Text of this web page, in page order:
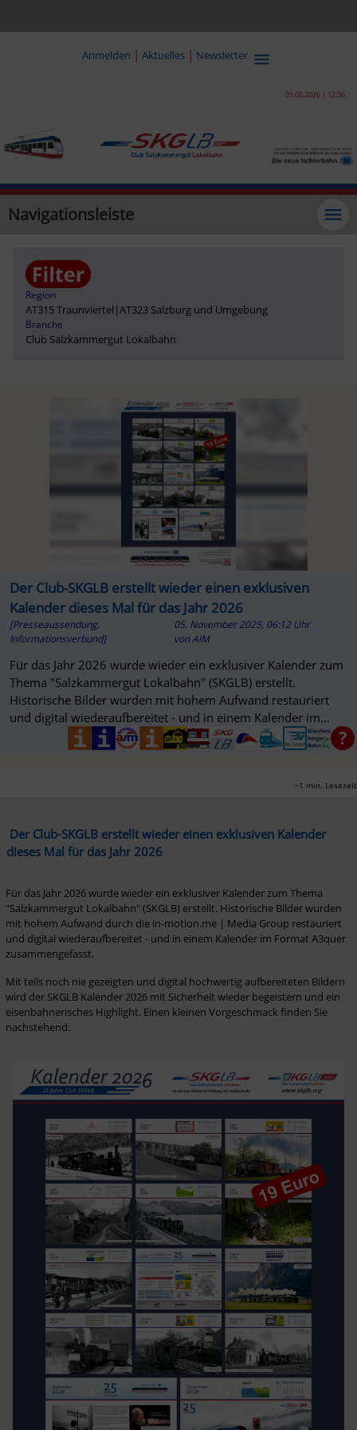
Anmelden | Aktuelles | Newsletter
09.08.2026 | 12:36
Navigationsleiste
Region
AT315 Traunviertel |AT323 Salzburg und Umgebung
Branche
Club Salzkammergut Lokalbahn
Der Club-SKGLB erstellt wieder einen exklusiven
Kalender dieses Mal für das Jahr 2026
[Presseaussendung,
Informationsverbund]
05. November 2025, 06:12 Uhr
vonAIM
Für das Jahr 2026 wurde wieder ein exklusiver Kalender zum
Thema "Salzkammergut Lokalbahn" (SKGLB) erstellt.
Historische Bilder wurden mit hohem Aufwand restauriert
und digital wiederaufbereitet - und in einem Kalender im
Format A3quer ...
~1 min. Lesezeit
dieses Mal für das Jahr 2026
Für das Jahr 2026 wurde wieder ein exklusiver Kalender zum Thema
"Salzkammergut Lokalbahn" (SKGLB) erstellt. Historische Bilder wurden
mit hohem Aufwand durch die in-motion.me | Media Group restauriert
und digital wiederaufbereitet - und in einem Kalender im Format A3quer
zusammengefasst.
Mit teils noch nie gezeigten und digital hochwertig aufbereiteten Bildern
wird der SKGLB Kalender 2026 mit Sicherheit wieder begeistern und ein
eisenbahnerisches Highlight. Einen kleinen Vorgeschmack finden Sie
nachstehend: